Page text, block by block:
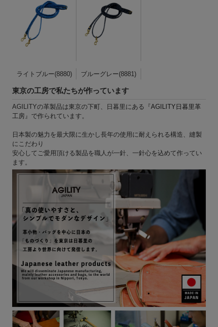
ライトブルー(8880) ブルーグレー(8881)
東京の工房で私たちが作っています
AGILITYの革製品は東京の下町、日暮里にある『AGILITY日暮里革
工房 』で作られています。
日本製の魅力を最大限に生かし長年の使用に耐えられる構造、縫製
にこだわり
安心してご愛用頂ける製品を職人が一針、一針心を込めて作ってい
ます。